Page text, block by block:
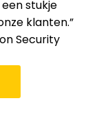
stukje
klanten.”
Security